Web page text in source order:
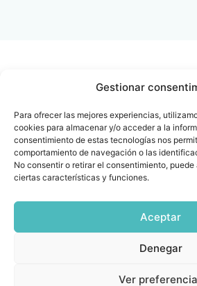
Gestionar
Para ofrecer las mejores experiencias,
cookies para almacenar y/o acceder a la
consentimiento de estas tecnologías nos
comportamiento de navegación o las
No consentir o retirar el consentimiento,
ciertas características y funciones.
Aceptar
Denegar
Ver